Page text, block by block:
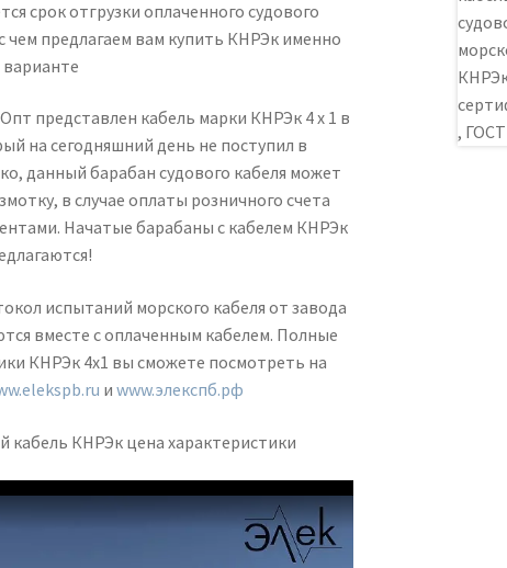
срок отгрузки оплаченного судового
чем предлагаем вам купить КНРЭк именно
представлен кабель марки КНРЭк 4 х 1 в
на сегодняшний день не поступил в
данный барабан судового кабеля может
в случае оплаты розничного счета
Начатые барабаны с кабелем КНРЭк
испытаний морского кабеля от завода
вместе с оплаченным кабелем. Полные
КНРЭк 4х1 вы сможете посмотреть на
иwww.элекспб.рф
кабель КНРЭк цена характеристики